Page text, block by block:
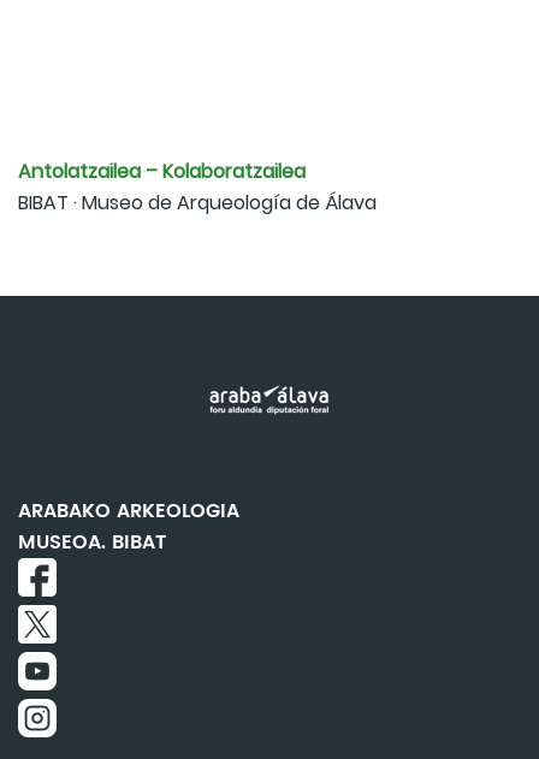
Antolatzailea – Kolaboratzailea
BIBAT · Museo de Arqueología de Álava
ARABAKO ARKEOLOGIA
MUSEOA. BIBAT